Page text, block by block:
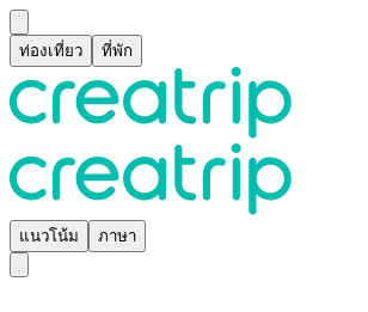
ท่องเที่ยว ที่พัก
แนวโน้ม ภาษา